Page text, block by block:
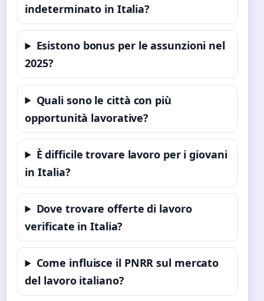
indeterminato in Italia?
Esistono bonus per le assunzioni nel
2025?
Quali sono le città con più
opportunità lavorative?
È difficile trovare lavoro per i giovani
in Italia?
Dove trovare offerte di lavoro
verificate in Italia?
Come influisce il PNRR sul mercato
del lavoro italiano?